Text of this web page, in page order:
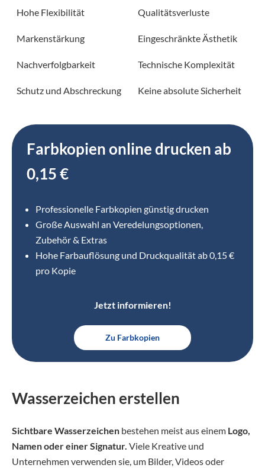
Hohe Flexibilität Qualitätsverluste
Markenstärkung Eingeschränkte Ästhetik
Nachverfolgbarkeit Technische Komplexität
Schutz und Abschreckung Keine absolute Sicherheit
Farbkopien online drucken ab
0,15 €
Professionelle Farbkopien günstig drucken
Große Auswahl an Veredelungsoptionen,
Zubehör & Extras
Hohe Farbauflösung und Druckqualität ab 0,15 €
pro Kopie
Jetzt informieren!
Zu Farbkopien
Wasserzeichen erstellen
Sichtbare Wasserzeichen bestehen meist aus einem Logo,
Namen oder einer Signatur. Viele Kreative und
Unternehmen verwenden sie, um Bilder, Videos oder